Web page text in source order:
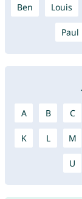
Ben Louis
Paul
A B C
K L M
U